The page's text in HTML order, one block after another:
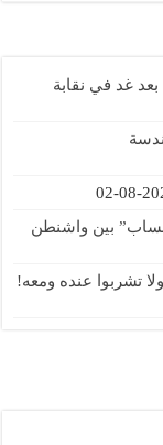
غد في نقابة
2026-
بين واشنطن
تشربوا عنده ومعه!